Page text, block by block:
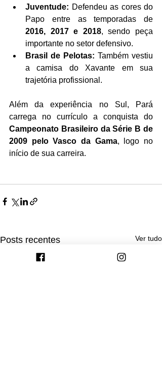
Juventude: Defendeu as cores do
2016, 2017 e 2018, sendo peça
importante no setor defensivo.
Brasil de Pelotas: Também vestiu
a camisa do Xavante em sua
trajetória profissional.
Além da experiência no Sul, Pará
Campeonato Brasileiro da Série B de
2009 pelo Vasco da Gama, logo no
início de sua carreira.
Posts recentes Ver tudo